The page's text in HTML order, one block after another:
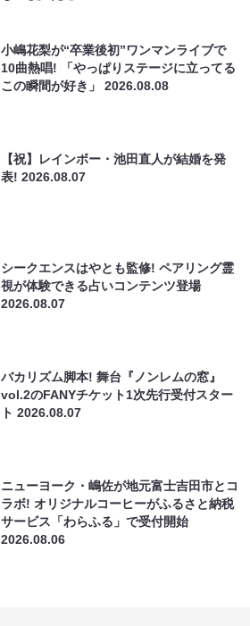
小嶋花梨が“卒業後初”ワンマンライブで
10曲熱唱! 「やっぱりステージに立ってる
この瞬間が好き」2026.08.08
【祝】レインボー・池田直人が結婚を発
表!2026.08.07
シークエンスはやとも監修! ペアリング霊
視が体験できる占いコンテンツ登場
2026.08.07
バカリズム脚本! 舞台『ノンレムの窓』
vol.2のFANYチケット1次先行受付スター
ト2026.08.07
ニューヨーク・嶋佐が地元富士吉田市とコ
ラボ! オリジナルコーヒーがふるさと納税
サービス「わらふる」で受付開始
2026.08.06